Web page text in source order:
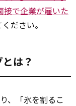
接で企業が雇いた
ださい。
は？
、「氷を割るこ